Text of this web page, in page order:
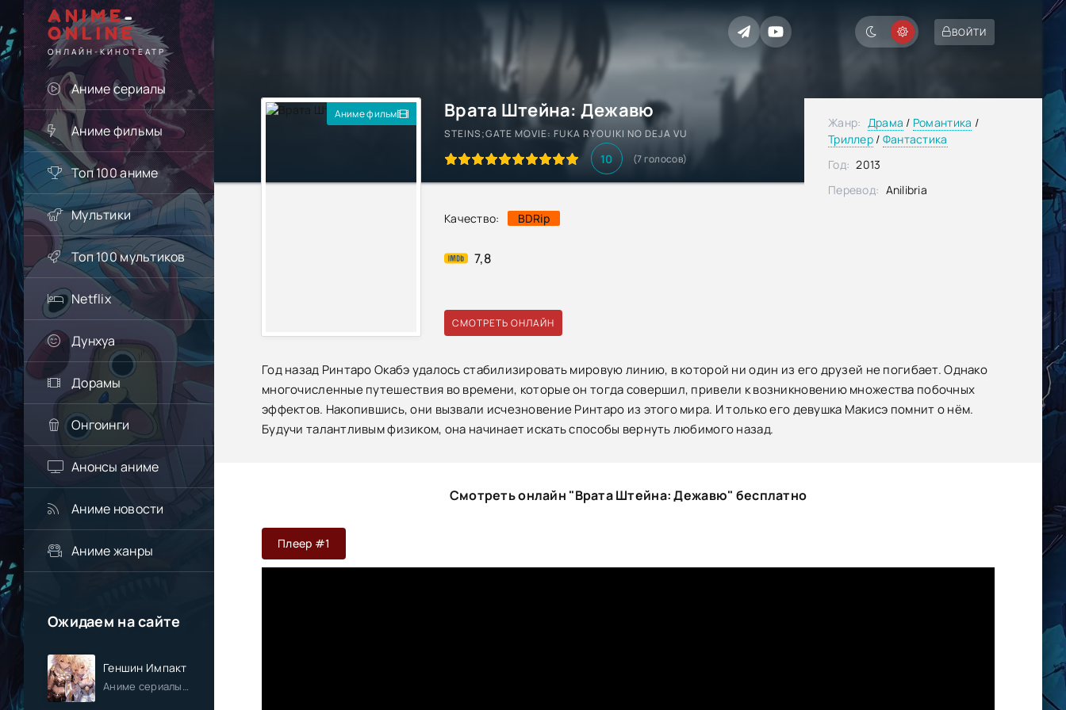
ANIME-
ONLINE
ОНЛАЙН-КИНОТЕАТР
ВОЙТИ
Аниме сериалы
Аниме фильмы
Топ 100 аниме
Мультики
Топ 100 мультиков
Netflix
Дунхуа
Дорамы
Онгоинги
Анонсы аниме
Аниме новости
Аниме жанры
Ожидаем на сайте
Геншин Импакт
Врата Штейна: Дежавю
STEINS;GATE MOVIE: FUKA RYOUIKI NO DEJA VU
10 (7 голосов)
Качество: BDRip
7,8
Аниме фильм
СМОТРЕТЬ ОНЛАЙН
Жанр: Драма / Романтика /
Триллер/ Фантастика
Год: 2013
Перевод: Anilibria
Год назад Ринтаро Окабэ удалось стабилизировать мировую линию, в которой ни один из его друзей не погибает. Однако
многочисленные путешествия во времени, которые он тогда совершил, привели к возникновению множества побочных
эффектов. Накопившись, они вызвали исчезновение Ринтаро из этого мира. И только его девушка Макисэ помнит о нём.
Будучи талантливым физиком, она начинает искать способы вернуть любимого назад.
Смотреть онлайн "Врата Штейна: Дежавю" бесплатно
Плеер #1